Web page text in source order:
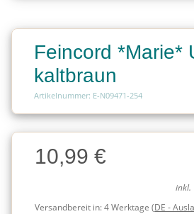
Feincord *Marie*
kaltbraun
Artikelnummer: E-N09471-254
Charge
Charge10,99 €
inkl.
Versandbereit in:4 Werktage (DE -